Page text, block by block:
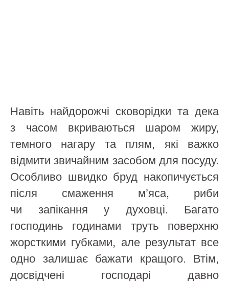
Навіть найдорожчі сковорідки та дека
з часом вкриваються шаром жиру,
темного нагару та плям, які важко
відмити звичайним засобом для посуду.
Особливо швидко бруд накопичується
після смаження м’яса, риби
чи запікання у духовці. Багато
господинь годинами труть поверхню
жорсткими губками, але результат все
одно залишає бажати кращого. Втім,
досвідчені господарі давно